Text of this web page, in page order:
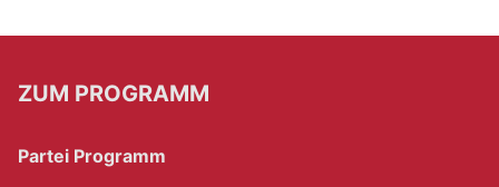
ZUM PROGRAMM
Partei Programm